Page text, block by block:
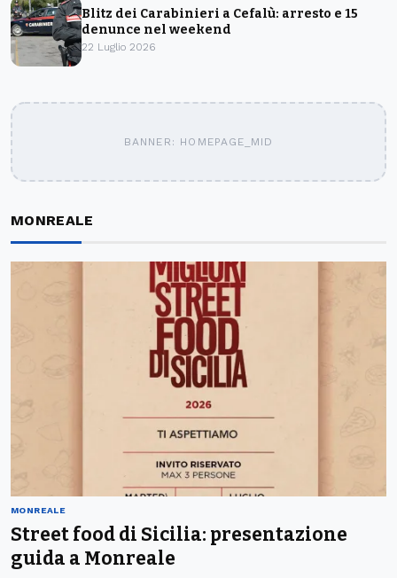
Blitz dei Carabinieri a Cefalù: arresto e 15
denunce nel weekend
22 Luglio 2026
BANNER: HOMEPAGE_MID
MONREALE
MONREALE
Street food di Sicilia: presentazione
guida a Monreale